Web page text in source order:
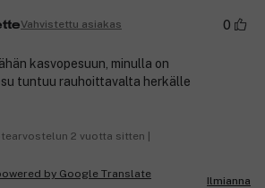
Vahvistettu asiakas 0
kasvopesuun, minulla on
tuntuu rauhoittavalta herkälle
2 vuotta sitten |
Ilmianna